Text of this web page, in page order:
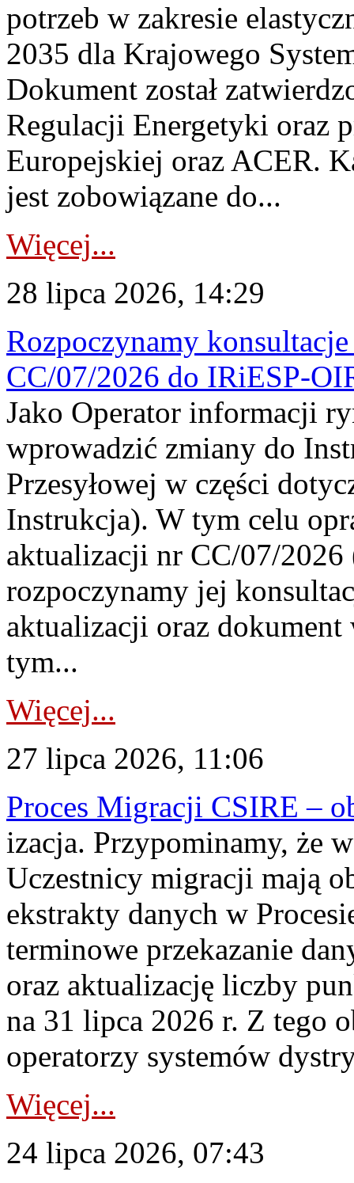
potrzeb w zakresie
2035 dla Krajowego
Dokument został
Regulacji Energetyki oraz
Europejskiej oraz ACER.
jest zobowiązane do...
Więcej...
28 lipca 2026, 14:29
Rozpoczynamy
CC/07/2026 do IRiESP-
Jako Operator informacji
wprowadzić zmiany do
Przesyłowej w części
Instrukcja). W tym celu
aktualizacji nr CC/07/
rozpoczynamy jej
aktualizacji oraz
tym...
Więcej...
27 lipca 2026, 11:06
Proces Migracji CSIRE –
izacja. Przypominamy, że
Uczestnicy migracji mają
ekstrakty danych w
terminowe przekazanie
oraz aktualizację liczby
na 31 lipca 2026 r. Z tego
operatorzy systemów
Więcej...
24 lipca 2026, 07:43